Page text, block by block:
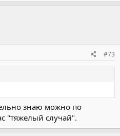
#73
знаю можно по
"тяжелый случай".